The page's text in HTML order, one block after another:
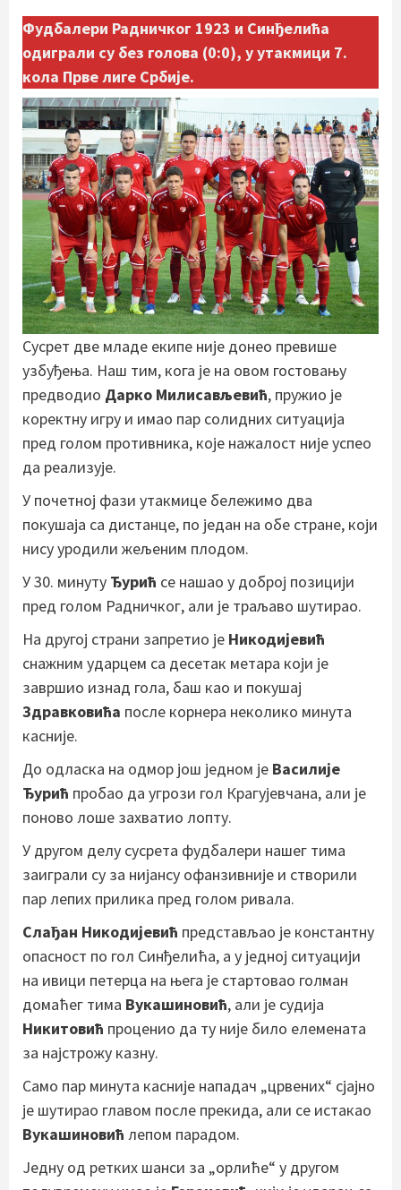
Фудбалери Радничког 1923 и Синђелића
одиграли су без голова (0:0), у утакмици 7.
кола Прве лиге Србије.
Сусрет две младе екипе није донео превише
узбуђења. Наш тим, кога је на овом гостовању
предводио Дарко Милисављевић, пружио је
коректну игру и имао пар солидних ситуација
пред голом противника, које нажалост није успео
да реализује.
У почетној фази утакмице бележимо два
покушаја са дистанце, по један на обе стране, који
нису уродили жељеним плодом.
У 30. минуту Ђурић се нашао у доброј позицији
пред голом Радничког, али је траљаво шутирао.
На другој страни запретио је Никодијевић
снажним ударцем са десетак метара који је
завршио изнад гола, баш као и покушај
Здравковића после корнера неколико минута
касније.
До одласка на одмор још једном је Василије
Ђурић пробао да угрози гол Крагујевчана, али је
поново лоше захватио лопту.
У другом делу сусрета фудбалери нашег тима
заиграли су за нијансу офанзивније и створили
пар лепих прилика пред голом ривала.
Слађан Никодијевић представљао је константну
опасност по гол Синђелића, а у једној ситуацији
на ивици петерца на њега је стартовао голман
домаћег тима Вукашиновић, али је судија
Никитовић проценио да ту није било елемената
за најстрожу казну.
Само пар минута касније нападач „црвених“ сјајно
је шутирао главом после прекида, али се истакао
Вукашиновић лепом парадом.
Једну од ретких шанси за „орлиће“ у другом